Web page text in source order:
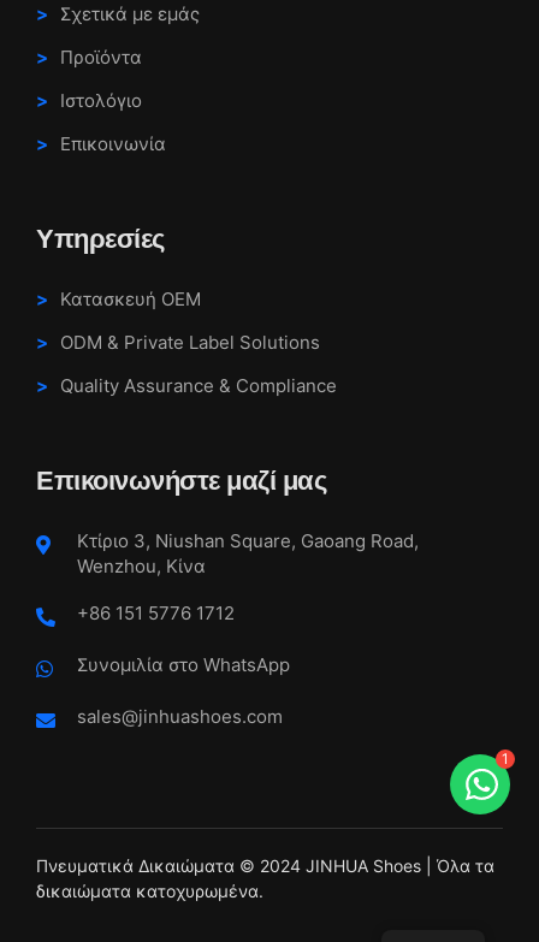
Σχετικά με εμάς
Προϊόντα
Ιστολόγιο
Επικοινωνία
Υπηρεσίες
Κατασκευή OEM
ODM & Private Label Solutions
Quality Assurance & Compliance
Επικοινωνήστε μαζί μας
Κτίριο 3, Niushan Square, Gaoang Road,
Wenzhou, Κίνα
+86 151 5776 1712
Συνομιλία στο WhatsApp
sales@jinhuashoes.com
Πνευματικά Δικαιώματα © 2024 JINHUA Shoes | Όλα τα
δικαιώματα κατοχυρωμένα.
1